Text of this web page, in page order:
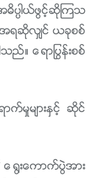
ဓိပၸါယ္ဖြင့္ဆိုၾကသ
ဆိုအရဆိုလွ်င္ ယခုစစ္
။ ေရာႁပြန္းစစ္
က္မႈမ်ားႏွင့္ ဆိုင္
႐ြးေကာက္ပြဲအား